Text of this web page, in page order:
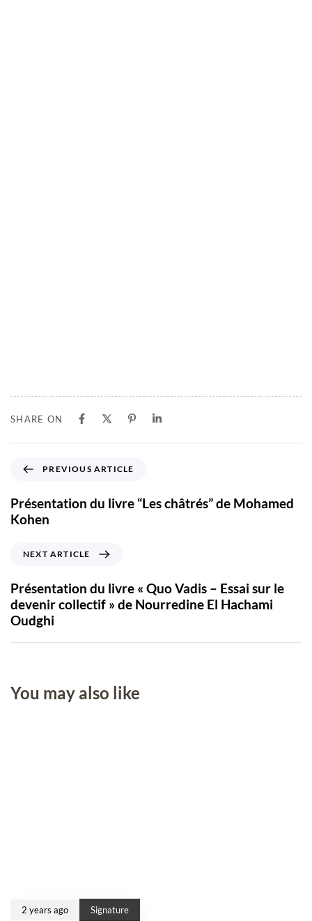
SHARE ON
PREVIOUS ARTICLE
Présentation du livre “Les châtrés” de Mohamed
Kohen
NEXT ARTICLE
Présentation du livre « Quo Vadis – Essai sur le
devenir collectif » de Nourredine El Hachami
Oudghi
You may also like
2 years ago Signature